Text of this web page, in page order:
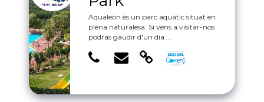
Aqualeón és un parc aquàtic situat en
plena naturalesa. Si véns a visitar-nos
podràs gaudir d'un dia ...